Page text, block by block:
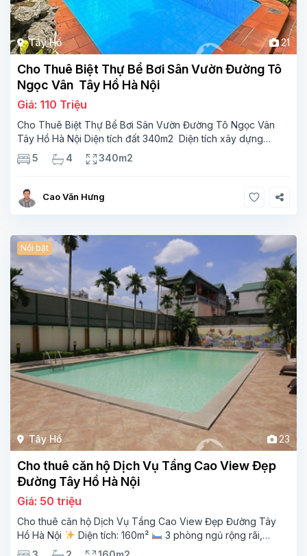
Tây Hồ 21
Cho Thuê Biệt Thự Bể Bơi Sân Vườn Đường Tô
Ngọc Vân Tây Hồ Hà Nội
Giá: 110 Triệu
Cho Thuê Biệt Thự Bể Bơi Sân Vườn Đường Tô Ngọc Vân
Tây Hồ Hà Nội Diện tích đất 340m2 Diện tích xây dựng
110m2 Xây 3 tầng, 5 phòng ngủ 4 phòng tắm Tầng 1, ,
phòng khách , phòng bếp-1wc Tầng 2, 3
5 4 340m2
Cao Văn Hưng
Tây Hồ 23
Nổi bật
Cho thuê căn hộ Dịch Vụ Tầng Cao View Đẹp
Đường Tây Hồ Hà Nội
Giá: 50 triệu
Cho thuê căn hộ Dịch Vụ Tầng Cao View Đẹp Đường Tây
Hồ Hà Nội
Diện tích: 160m²
3 phòng ngủ rộng rãi,
thoáng sáng
2 phòng tắm tiện nghi